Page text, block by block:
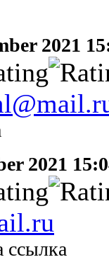
2021
2021
ссылка